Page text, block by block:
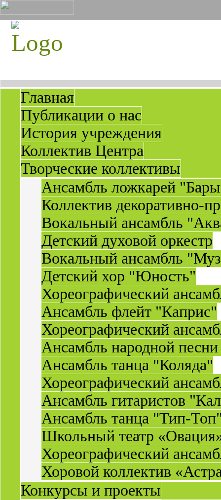
Главная
Публикации о нас
История учреждения
Коллектив Центра
Творческие коллективы
Ансамбль ложкарей
Коллектив декоративно-
Вокальный ансамбль
Детский духовой оркестр
Вокальный ансамбль
Детский хор "Юность"
Хореографический
Ансамбль флейт "Каприс"
Хореографический
Ансамбль народной
Ансамбль танца "Коляда"
Хореографический
Ансамбль гитаристов
Ансамбль танца "Тип-
Школьный театр
Хореографический
Хоровой коллектив
Конкурсы и проекты